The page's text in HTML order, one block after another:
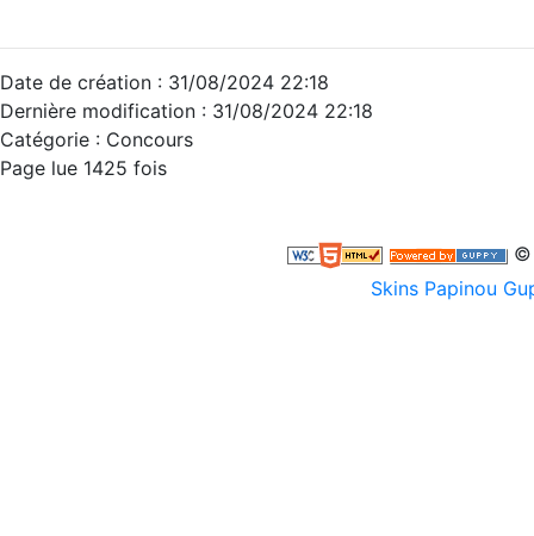
Date de création : 31/08/2024 22:18
Dernière modification : 31/08/2024 22:18
Catégorie : Concours
Page lue 1425 fois
©
Skins Papinou